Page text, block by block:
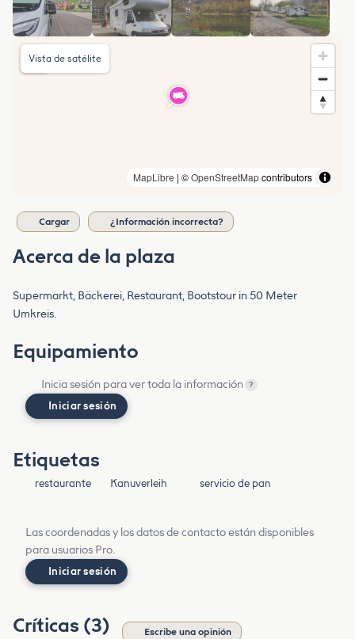
MapLibre | ©OpenStreetMapcontributors
Vista de satélite
Cargar ¿Información incorrecta?
Acerca de la plaza
Supermarkt, Bäckerei, Restaurant, Bootstour in 50 Meter
Umkreis.
Equipamiento
Inicia sesión para ver toda la información ?
Iniciar sesión
Etiquetas
restaurante Kanuverleih servicio de pan
Las coordenadas y los datos de contacto están disponibles
para usuarios Pro.
Iniciar sesión
Críticas (3) Escribe una opinión